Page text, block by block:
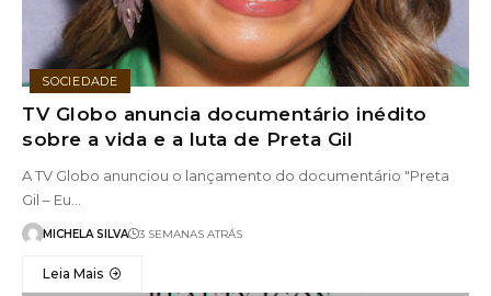
SOCIEDADE
TV Globo anuncia documentário inédito
sobre a vida e a luta de Preta Gil
A TV Globo anunciou o lançamento do documentário "Preta
Gil – Eu…
MICHELA SILVA 3 SEMANAS ATRÁS
Leia Mais